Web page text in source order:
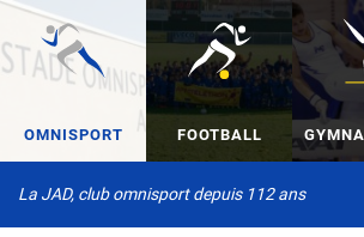
OMNISPORT FOOTBALL
La JAD, club omnisport depuis 112 ans